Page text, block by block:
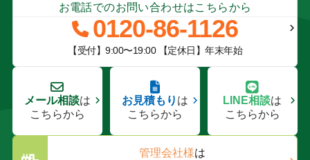
お電話でのお問い合わせはこちらから
0120-86-1126
【受付】9:00〜19:00 【定休日】年末年始
メール相談は
こちらから
お見積もり は
こちらから
LINE相談は
こちらから
管理会社様は